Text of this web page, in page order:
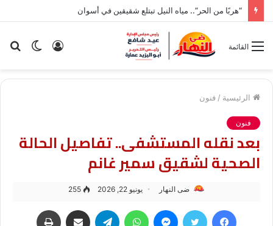
“هربًا من الحر”.. مياه النيل تبتلع شقيقين في أسوان
الوضع تسجيل
القائمة
الرئيسية / فنون
فنون
بعد نقله المستشفى.. تفاصيل الحالة
الصحية لشقيق سمير غانم
ضى النهار يونيو 22, 2026 255
فيسبوك تويتر ماسنجر واتساب تيلقرام مشاركة عبر البريد